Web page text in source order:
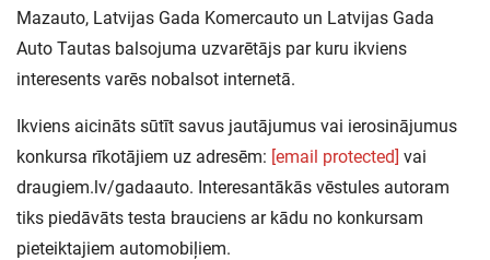
Mazauto, Latvijas Gada Komercauto un Latvijas Gada
Auto Tautas balsojuma uzvarētājs par kuru ikviens
interesents varēs nobalsot internetā.
Ikviens aicināts sūtīt savus jautājumus vai ierosinājumus
konkursa rīkotājiem uz adresēm: [email protected] vai
draugiem.lv/gadaauto. Interesantākās vēstules autoram
tiks piedāvāts testa brauciens ar kādu no konkursam
pieteiktajiem automobiļiem.